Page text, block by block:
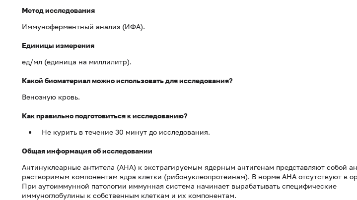
Метод исследования
Иммуноферментный анализ (ИФА).
Единицы измерения
ед/мл (единица на миллилитр).
Какой биоматериал можно использовать для исследования?
Венозную кровь.
Как правильно подготовиться к исследованию?
Не курить в течение 30 минут до исследования.
Общая информация об исследовании
Антинуклеарные антитела (АНА) к экстрагируемым ядерным антигенам представляют собой
растворимым компонентам ядра клетки (рибонуклеопротеинам). В норме АНА отсутствуют в
При аутоиммунной патологии иммунная система начинает вырабатывать специфические
иммуноглобулины к собственным клеткам и их компонентам.